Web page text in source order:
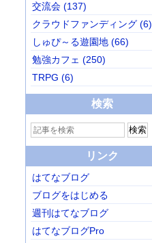
交流会 (137)
クラウドファンディング (6)
しゅぴ～る遊園地 (66)
勉強カフェ (250)
TRPG (6)
検索
リンク
はてなブログ
ブログをはじめる
週刊はてなブログ
はてなブログPro